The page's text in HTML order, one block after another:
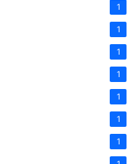
1
1
1
1
1
1
1